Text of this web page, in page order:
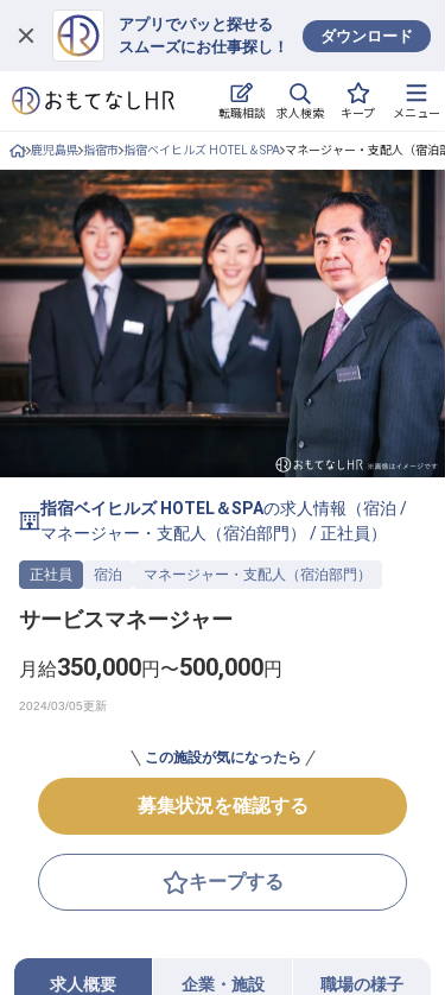
アプリでパッと探せる
スムーズにお仕事探し！
ダウンロード
転職相談 求人検索 キープ メニュー
ログイン
求人・施設を探す
キープした求人
就職・転職 合同説明会
おもてなしHRについて
ご利用の流れ
よくある質問
ホテル・宿泊業界情報コラム
無料 転職サポートに申し込む
採用をお考えの企業様へ
鹿児島県 指宿市 指宿ベイヒルズ HOTEL＆SPA マネージャー・支配人（宿
指宿ベイヒルズ HOTEL＆SPAの求人情報（宿泊 /
マネージャー・支配人（宿泊部門）
/正社員 ）
正社員 宿泊 マネージャー・支配人（宿泊部門）
サービスマネージャー
月給350,000円〜500,000円
この施設が気になったら
募集状況を確認する
キープする
求人概要 企業・施設 職場の様子